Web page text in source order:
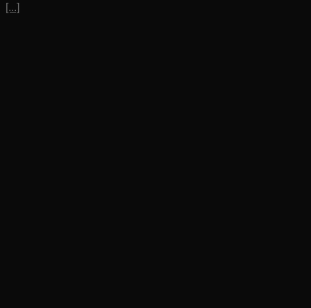
[...]